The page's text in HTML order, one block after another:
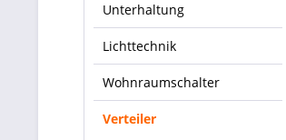
Unterhaltung
Lichttechnik
Wohnraumschalter
Verteiler